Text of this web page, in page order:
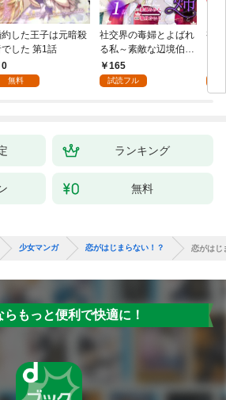
した王子は元暗殺
した 第1話
0
無料
社交界の毒婦とよばれ
る私～素敵な辺境伯令
息に腕を折られたの
で、責任とってもらい
165
試読フル
視
ランキング
無料
少女マンガ 恋がはじまらない！？ 恋がはじ
らもっと便利で快適に！